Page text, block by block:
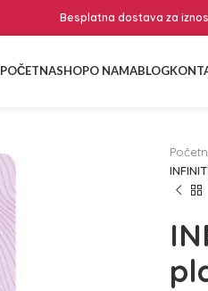
Besplatna dostava za iznos
POČETNASHOPO NAMABLOG